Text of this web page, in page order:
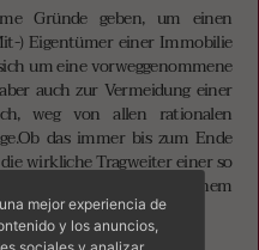
Gründe geben, um einen
) Eigentümer einer Immobilie
um eine vorweggenommene
auch zur Vermeidung einer
weg von allen rationalen
das immer bis zum Ende
wirkliche Tragweiter einer so
wird, steht auf einem
mejor experiencia de
y los anuncios,
sociales y analizar